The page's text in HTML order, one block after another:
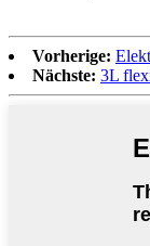
Vorherige:
Nächste: 3L